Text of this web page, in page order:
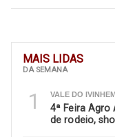
MAIS LIDAS
DA SEMANA
1 VALE DO
4ª Feira
de rodeio,